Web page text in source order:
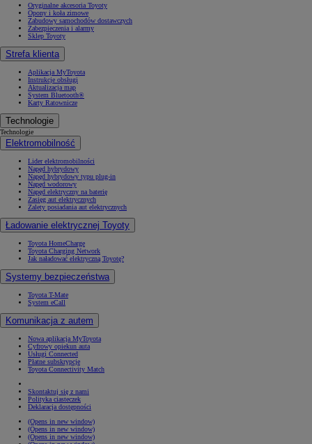
Oryginalne akcesoria Toyoty
Opony i koła zimowe
Zabudowy samochodów dostawczych
Zabezpieczenia i alarmy
Sklep Toyoty
Strefa klienta
Aplikacja MyToyota
Instrukcje obsługi
Aktualizacja map
System Bluetooth®
Karty Ratownicze
Technologie
Technologie
Elektromobilność
Lider elektromobilności
Napęd hybrydowy
Napęd hybrydowy typu plug-in
Napęd wodorowy
Napęd elektryczny na baterię
Zasięg aut elektrycznych
Zalety posiadania aut elektrycznych
Ładowanie elektrycznej Toyoty
Toyota HomeCharge
Toyota Charging Network
Jak naładować elektryczną Toyotę?
Systemy bezpieczeństwa
Toyota T-Mate
System eCall
Komunikacja z autem
Nowa aplikacja MyToyota
Cyfrowy opiekun auta
Usługi Connected
Płatne subskrypcje
Toyota Connectivity Match
Skontaktuj się z nami
Polityka ciasteczek
Deklaracja dostępności
(Opens in new window)
(Opens in new window)
(Opens in new window)